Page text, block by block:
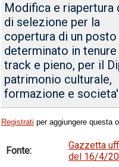
Modifica e riapertura
di selezione per la
copertura di un
determinato in tenure
track e pieno, per il
patrimonio culturale,
formazione e
Registrati per aggiungere questa
Fonte:
Gazzetta
del 16/4/